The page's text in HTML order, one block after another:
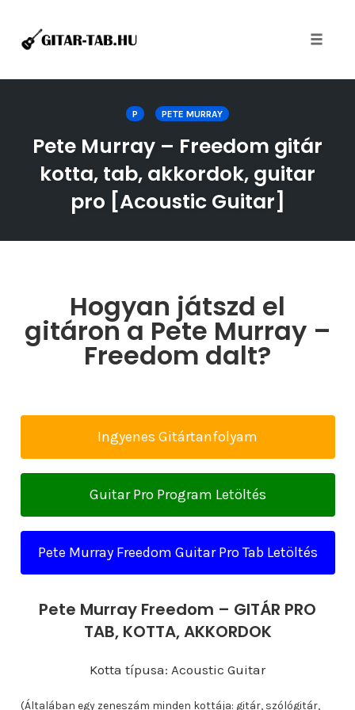
P PETE MURRAY
Pete Murray – Freedom gitár
kotta, tab, akkordok, guitar
pro [Acoustic Guitar]
Hogyan játszd el
gitáron a Pete Murray –
Freedom dalt?
Ingyenes Gitártanfolyam
Guitar Pro Program Letöltés
Pete Murray Freedom Guitar Pro Tab Letöltés
Pete Murray Freedom – GITÁR PRO
TAB, KOTTA, AKKORDOK
Kotta típusa: Acoustic Guitar
(Általában egy zeneszám minden kottája: gitár, szólógitár,